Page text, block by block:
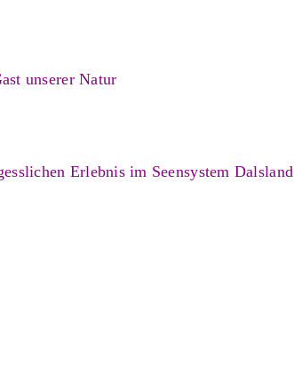
unserer Natur
Erlebnis im Seensystem